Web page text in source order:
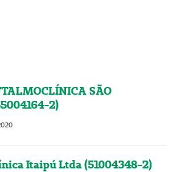
SÃO
2)
Itaipú Ltda (51004348-2)